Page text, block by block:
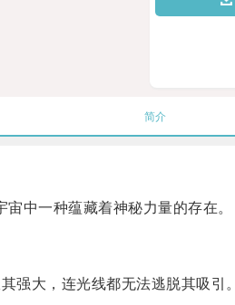
简介
中一种蕴藏着神秘力量的存在。
大，连光线都无法逃脱其吸引。